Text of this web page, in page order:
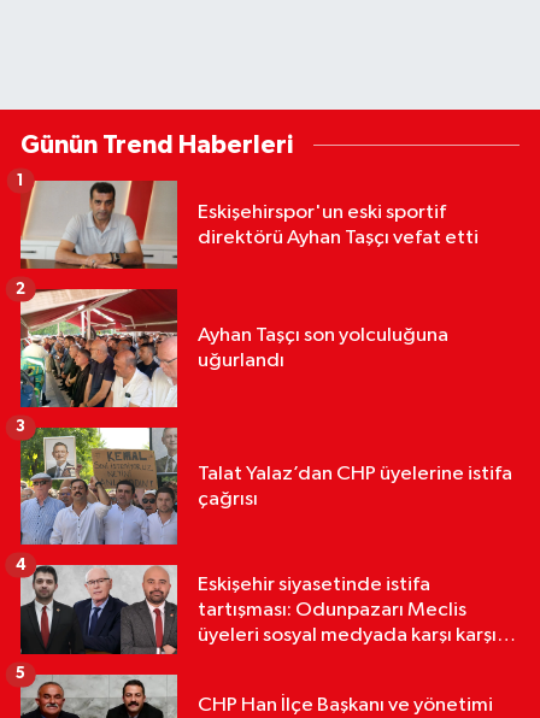
Günün Trend Haberleri
Eskişehirspor'un eski sportif
direktörü Ayhan Taşçı vefat etti
1
Ayhan Taşçı son yolculuğuna
uğurlandı
2
Talat Yalaz’dan CHP üyelerine istifa
çağrısı
3
Eskişehir siyasetinde istifa
tartışması: Odunpazarı Meclis
üyeleri sosyal medyada karşı karşıya
4
CHP Han İlçe Başkanı ve yönetimi
5